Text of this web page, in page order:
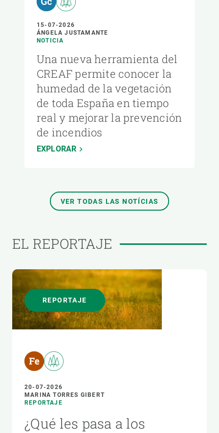
15-07-2026
ÁNGELA JUSTAMANTE
NOTICIA
Una nueva herramienta del
CREAF permite conocer la
humedad de la vegetación
de toda España en tiempo
real y mejorar la prevención
de incendios
EXPLORAR
VER TODAS LAS NOTÍCIAS
EL REPORTAJE
REPORTAJE
20-07-2026
MARINA TORRES GIBERT
REPORTAJE
¿Qué les pasa a los